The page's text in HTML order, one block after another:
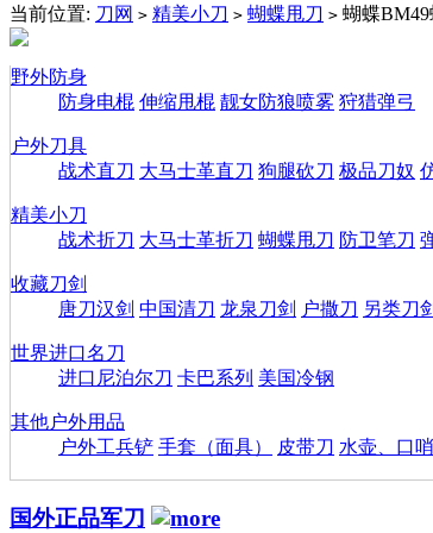
当前位置: 刀网 > 精美小刀 > 蝴蝶甩刀 > 蝴蝶
野外防身
防身电棍 伸缩甩棍 靓女防狼喷雾 狩猎弹弓
户外刀具
战术直刀 大马士革直刀 狗腿砍刀 极品刀奴
精美小刀
战术折刀 大马士革折刀 蝴蝶甩刀 防卫笔刀
收藏刀剑
唐刀汉剑 中国清刀 龙泉刀剑 户撒刀 另类刀
世界进口名刀
进口尼泊尔刀 卡巴系列 美国冷钢
其他户外用品
户外工兵铲 手套（面具） 皮带刀 水壶、口哨
国外正品军刀